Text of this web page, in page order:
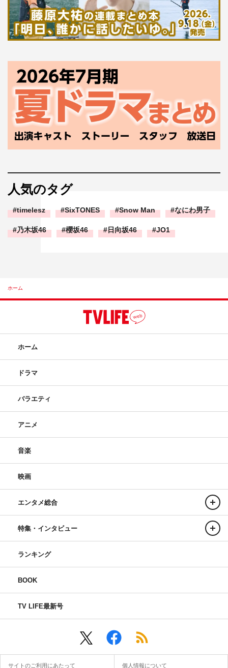
人気のタグ
timelesz SixTONES Snow Man なにわ男子
乃木坂46 櫻坂46 日向坂46 JO1
ホーム
ホーム
ドラマ
バラエティ
アニメ
音楽
映画
エンタメ総合
特集・インタビュー
ランキング
BOOK
TV LIFE最新号
サイトのご利用にあたって 個人情報について